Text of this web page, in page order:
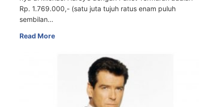
Rp. 1.769.000,- (satu juta tujuh ratus enam puluh
sembilan…
Read More